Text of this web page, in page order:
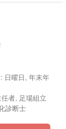
日曜日, 年末年
者, 足場組立
診断士